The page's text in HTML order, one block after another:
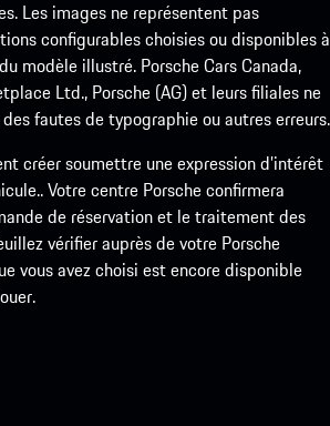
Les images ne représentent pas
configurables choisies ou disponibles à
modèle illustré. Porsche Cars Canada,
Ltd., Porsche (AG) et leurs filiales ne
fautes de typographie ou autres erreurs.
créer soumettre une expression d’intérêt
Votre centre Porsche confirmera
de réservation et le traitement des
vérifier auprès de votre Porsche
vous avez choisi est encore disponible